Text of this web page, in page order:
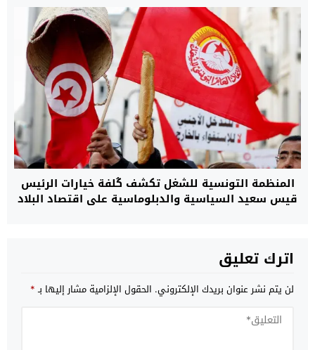
المنظمة التونسية للشغل تكشف كُلفة خيارات الرئيس
قيس سعيد السياسية والدبلوماسية على اقتصاد البلاد
اترك تعليق
لن يتم نشر عنوان بريدك الإلكتروني. الحقول الإلزامية مشار إليها بـ*